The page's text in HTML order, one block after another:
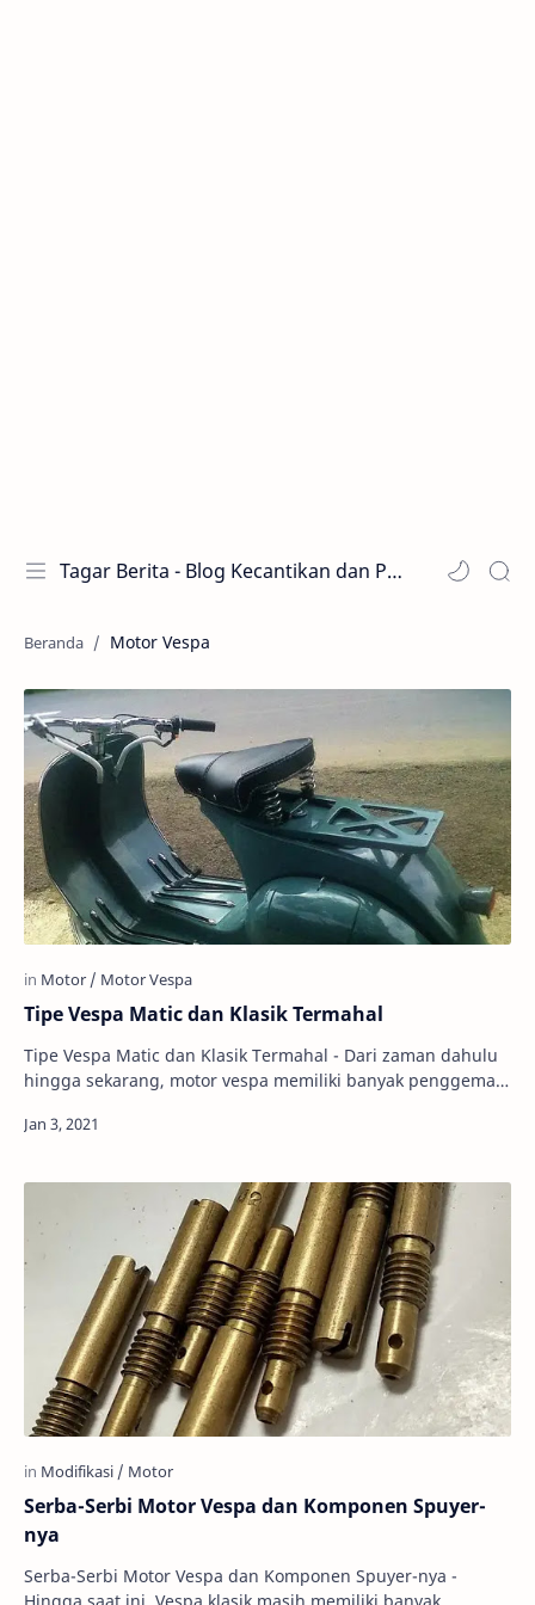
Tagar Berita - Blog Kecantikan dan Perawatan
Motor Vespa
Tipe Vespa Matic dan Klasik Termahal
Tipe Vespa Matic dan Klasik Termahal - Dari zaman dahulu
hingga sekarang, motor vespa memiliki banyak penggemar,
Serba-Serbi Motor Vespa dan Komponen Spuyer-
nya
Serba-Serbi Motor Vespa dan Komponen Spuyer-nya -